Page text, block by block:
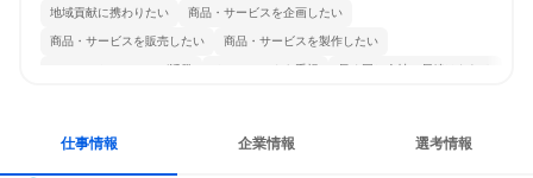
地域貢献に携わりたい 商品・サービスを企画したい
商品・サービスを販売したい 商品・サービスを製作したい
コミュニケーションが活発 チームワークを重視 長く同じ会社に居続けられる
仕事情報 企業情報 選考情報